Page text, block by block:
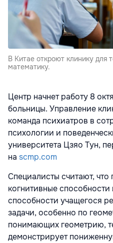
В Китае откроют клинику для
математику.
Центр начнет работу 8
больницы. Управление
команда психиатров в
психологии и
университета Цзяо Тун,
на scmp.com
Специалисты считают, что
когнитивные
способности учащегося
задачи, особенно по
понимающих геометрию,
демонстрирует